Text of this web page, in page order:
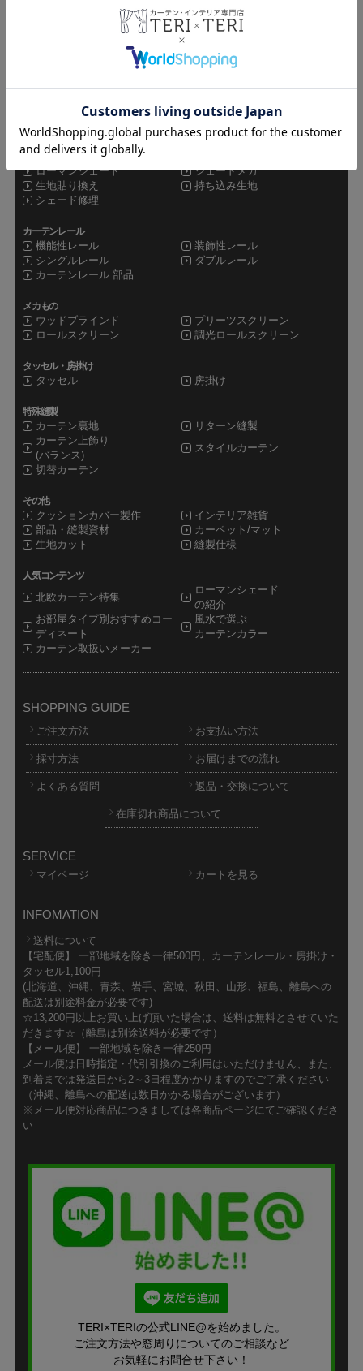
非ミラーレース
遮像レース
シャワーカーテン
オーダーカーテン
既製品カーテン
カフェカーテン
シェード
ローマンシェード
シェードメカ
生地貼り換え
持ち込み生地
シェード修理
カーテンレール
機能性レール
装飾性レール
シングルレール
ダブルレール
カーテンレール 部品
メカもの
ウッドブラインド
プリーツスクリーン
ロールスクリーン
調光ロールスクリーン
タッセル・房掛け
タッセル 房掛け
特殊縫製
カーテン裏地
リターン縫製
カーテン上飾り
(バランス)
スタイルカーテン
切替カーテン
その他
クッションカバー製作
インテリア雑貨
部品・縫製資材
カーペット/マット
生地カット
縫製仕様
人気コンテンツ
北欧カーテン特集
ローマンシェード
の紹介
お部屋タイプ別おすすめコー
ディネート
風水で選ぶ
カーテンカラー
カーテン取扱いメーカー
SHOPPING GUIDE
ご注文方法 お支払い方法
採寸方法 お届けまでの流れ
よくある質問 返品・交換について
在庫切れ商品について
SERVICE
マイページ カートを見る
INFOMATION
送料について
【宅配便】 一部地域を除き一律500円、カーテンレール・房掛け・
タッセル1,100円
(北海道、沖縄、青森、岩手、宮城、秋田、山形、福島、離島への
配送は別途料金が必要です)
☆13,200円以上お買い上げ頂いた場合は、送料は無料とさせていた
だきます☆（離島は別途送料が必要です）
【メール便】 一部地域を除き一律250円
メール便は日時指定・代引引換のご利用はいただけません、また、
到着までは発送日から2～3日程度かかりますのでご了承ください
（沖縄、離島への配送は数日かかる場合がございます）
※メール便対応商品につきましては各商品ページにてご確認くださ
い
TERI×TERIの公式LINE@を始めました。
ご注文方法や窓周りについてのご相談など
お気軽にお問合せ下さい！